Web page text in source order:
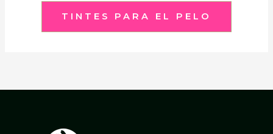
TINTES PARA EL PELO